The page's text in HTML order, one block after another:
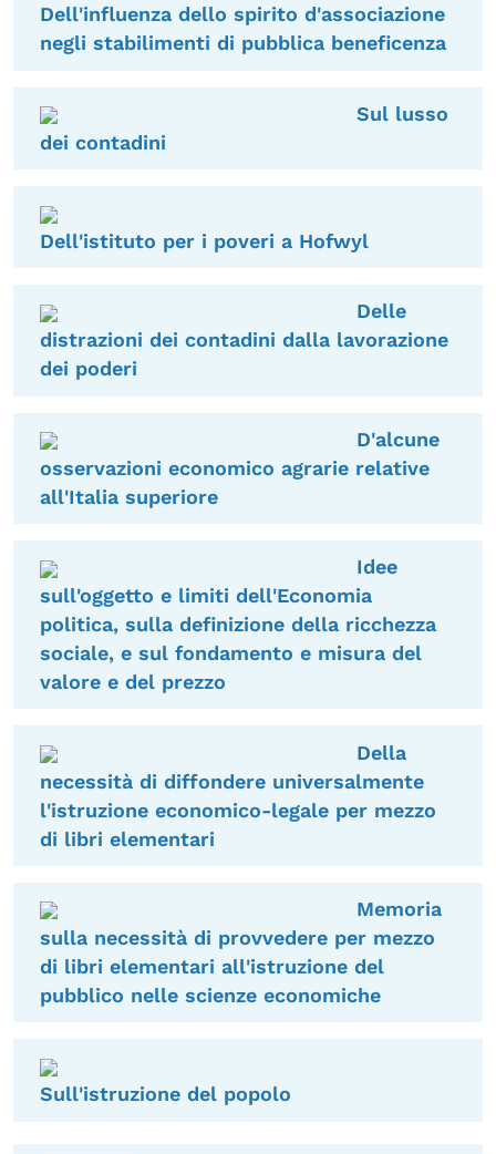
Dell'influenza dello spirito d'associazione
negli stabilimenti di pubblica beneficenza
Sul lusso
dei contadini
Dell'istituto per i poveri a Hofwyl
Delle
distrazioni dei contadini dalla lavorazione
dei poderi
D'alcune
osservazioni economico agrarie relative
all'Italia superiore
Idee
sull'oggetto e limiti dell'Economia
politica, sulla definizione della ricchezza
sociale, e sul fondamento e misura del
valore e del prezzo
Della
necessità di diffondere universalmente
l'istruzione economico-legale per mezzo
di libri elementari
Memoria
sulla necessità di provvedere per mezzo
di libri elementari all'istruzione del
pubblico nelle scienze economiche
Sull'istruzione del popolo